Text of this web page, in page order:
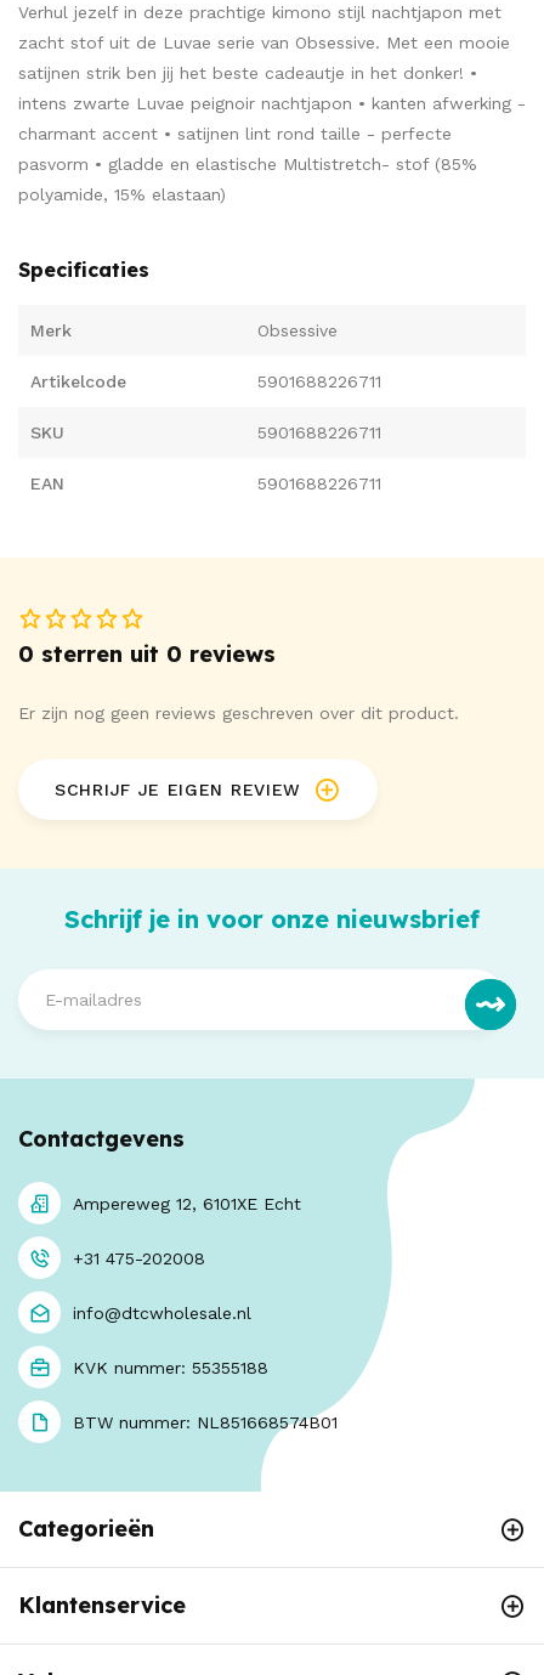
Verhul jezelf in deze prachtige kimono stijl nachtjapon met
zacht stof uit de Luvae serie van Obsessive. Met een mooie
satijnen strik ben jij het beste cadeautje in het donker! •
intens zwarte Luvae peignoir nachtjapon • kanten afwerking -
charmant accent • satijnen lint rond taille - perfecte
pasvorm • gladde en elastische Multistretch- stof (85%
polyamide, 15% elastaan)
Specificaties
Merk Obsessive
Artikelcode 5901688226711
SKU 5901688226711
EAN 5901688226711
0 sterren uit 0 reviews
Er zijn nog geen reviews geschreven over dit product.
SCHRIJF JE EIGEN REVIEW
Schrijf je in voor onze nieuwsbrief
Contactgevens
Ampereweg 12, 6101XE Echt
+31 475-202008
info@dtcwholesale.nl
KVK nummer: 55355188
BTW nummer: NL851668574B01
Categorieën
Klantenservice